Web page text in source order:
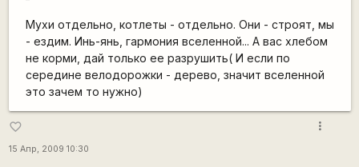
Мухи отдельно, котлеты - отдельно. Они - строят, мы
- ездим. Инь-янь, гармония вселенной... А вас хлебом
не корми, дай только ее разрушить( И если по
середине велодорожки - дерево, значит вселенной
это зачем то нужно)
favorite_border
15 Апр, 2009 10:30
more_vert